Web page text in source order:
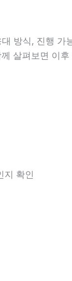
방식, 진행
살펴보면 이
지 확인